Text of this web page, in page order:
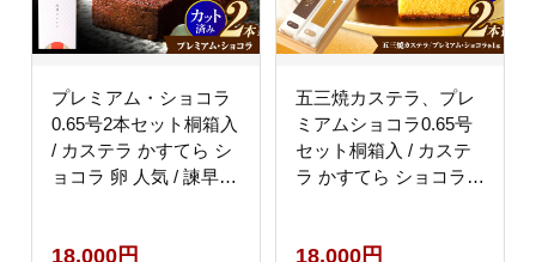
プレミアム・ショコラ
0.65号2本セット桐箱入
/ カステラ かすてら シ
ョコラ 卵 人気 / 諫早市
18,000円
五三焼カステラ、プレ
ミアムショコラ0.65号
セット桐箱入 / カステ
ラ かすてら ショコラ
[AHAE004]
18,000円